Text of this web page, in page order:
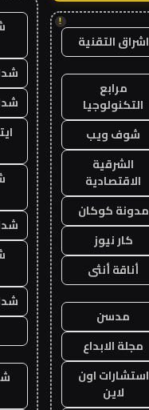
!
اشراق التقنية
مرابع
التكنولوجيا
شوف ويب
الشرقية
الاقتصادية
مدونة كوكان
كار نيوز
أناقة أنثى
مدسن
مجلة الابداع
استشارات اون
لاين